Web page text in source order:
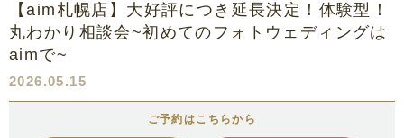
【aim札幌店】大好評につき延長決定！体験型！
丸わかり相談会~初めてのフォトウェディングは
aimで~
2026.05.15
ご予約はこちらから